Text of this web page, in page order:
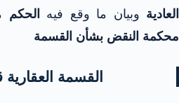
العادية وبيان ما وقع فيه الحكم
محكمة النقض بشأن القسمة
القسمة العقارية